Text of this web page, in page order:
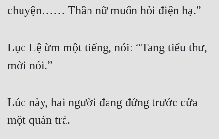
chuyện…… Thần nữ muốn hỏi điện hạ.”
Lục Lệ ừm một tiếng, nói: “Tang tiểu thư,
mời nói.”
Lúc này, hai người đang đứng trước cửa
một quán trà.